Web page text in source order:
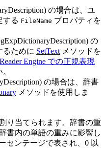
の場合は、ユ
する FileName プロパティを
の
るために SetText メソッドを
Engine での正規表現
の場合は、辞書
メソッドを使用しま
り当てられます。辞書の重
書内の単語の重みに影響し
センテージで表され、0 以